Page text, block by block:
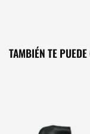
TAMBIÉN TE